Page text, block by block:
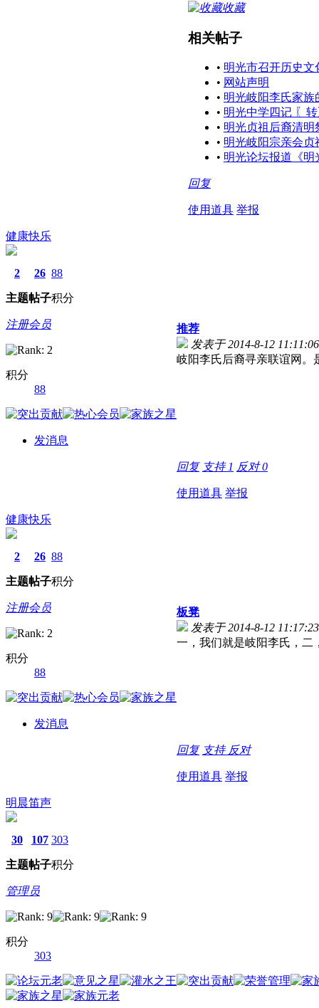
收藏
相关帖子
• 明光市召开历史
• 网站声明
• 明光岐阳李氏家族
• 明光中学四记 〖
• 明光贞祖后裔清明
• 明光岐阳宗亲会
• 明光论坛报道《
回复
使用道具 举报
健康快乐
2
主题
26
帖子
88
积分
注册会员
积分
88
发消息
推荐
发表于 2014-8-12 11:11:06
岐阳李氏后裔寻亲联谊网。
回复 支持 1 反对0
使用道具 举报
健康快乐
2
主题
26
帖子
88
积分
注册会员
积分
88
发消息
板凳
发表于 2014-8-12 11:17:23
一，我们就是岐阳李氏，二
回复 支持 反对
使用道具 举报
明晨笛声
30
主题
107
帖子
303
积分
管理员
积分
303